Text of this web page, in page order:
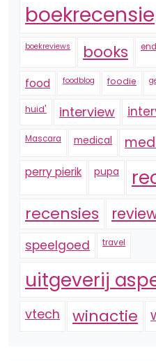
boekrecensie
boekreviews books
food foodblog foodie
huid' interview
Mascara medical
perry pierik pupa
recensies
speelgoed travel
uitgeverij
vtech winactie